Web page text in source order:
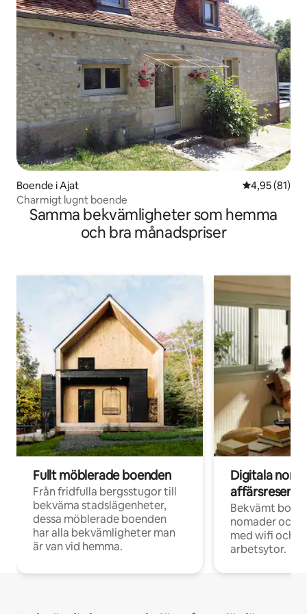
Boende i Ajat 4,95 av 5 i
4,95 (81)
Charmigt lugnt boende
Samma bekvämligheter som hemma
och bra månadspriser
Fullt möblerade boenden
Från fridfulla bergsstugor till
bekväma stadslägenheter,
dessa möblerade boenden
har alla bekvämligheter man
är van vid hemma.
Digitala
Bekvämt
nomader och
med wifi och
arbetsytor.